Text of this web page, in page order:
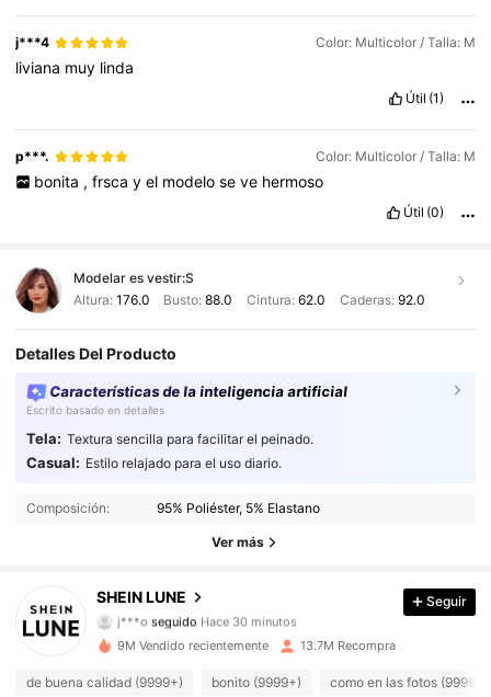
j***4 Color: Multicolor / Talla: M
liviana muy linda
Útil (1)
p***. Color: Multicolor / Talla: M
bonita , frsca y el modelo se ve hermoso
Útil (0)
Modelar es vestir:S
Altura: 176.0 Busto:88.0 Cintura: 62.0 Caderas: 92.0
Detalles Del Producto
Características de la inteligencia artificial
Escrito basado en detalles
Tela: Textura sencilla para facilitar el peinado.
Casual: Estilo relajado para el uso diario.
Composición: 95% Poliéster, 5% Elastano
Ver más
SHEIN LUNE
4,91 1M Seguidores
4,91
1M Seguidores
4,91 1M Seguidores
Seguir
9M Vendido recientemente 13.7M Recompra
de buena calidad (9999+) bonito (9999+) como en las fotos (9999+)